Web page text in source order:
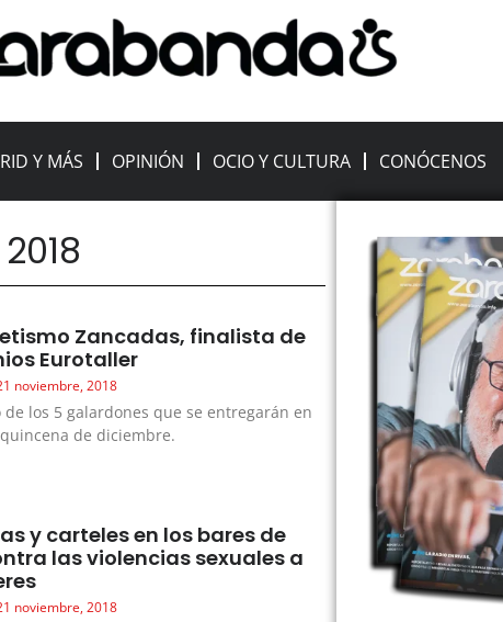
Y MÁS OPINIÓN OCIO Y CULTURA CONÓCENOS
Zancadas, finalista de
Eurotaller
noviembre, 2018
de los 5 galardones que se entregarán en
de diciembre.
y carteles en los bares de
las violencias sexuales a
noviembre, 2018